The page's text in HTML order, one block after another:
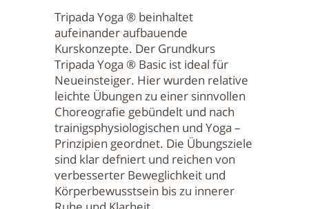
Tripada Yoga ® beinhaltet
aufeinander aufbauende
Kurskonzepte. Der Grundkurs
Tripada Yoga ® Basic ist ideal für
Neueinsteiger. Hier wurden relative
leichte Übungen zu einer sinnvollen
Choreografie gebündelt und nach
trainigsphysiologischen und Yoga –
Prinzipien geordnet. Die Übungsziele
sind klar defniert und reichen von
verbesserter Beweglichkeit und
Körperbewusstsein bis zu innerer